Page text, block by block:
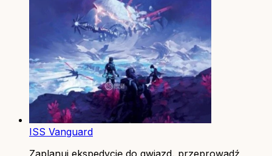
ISS Vanguard